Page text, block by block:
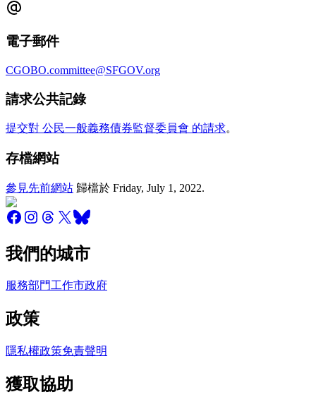
電子郵件
CGOBO.committee@SFGOV.org
請求公共記錄
提交對 公民一般義務債券監督委員會 的請求。
存檔網站
參見先前網站 歸檔於 Friday, July 1, 2022.
我們的城市
服務部門工作市政府
政策
隱私權政策免責聲明
獲取協助